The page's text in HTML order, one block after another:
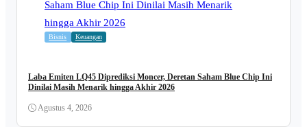
Bisnis Keuangan
Laba Emiten LQ45 Diprediksi Moncer, Deretan Saham Blue Chip Ini
Dinilai Masih Menarik hingga Akhir 2026
Agustus 4, 2026